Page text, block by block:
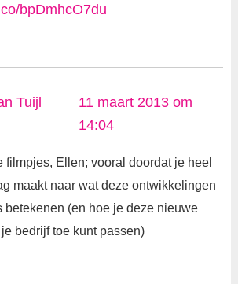
bpDmhcO7du
Tuijl
11 maart 2013 om
14:04
filmpjes, Ellen; vooral doordat je heel
maakt naar wat deze ontwikkelingen
betekenen (en hoe je deze nieuwe
bedrijf toe kunt passen)